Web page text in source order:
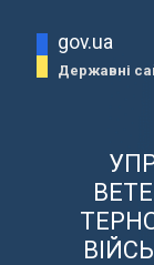
gov.ua
Державні